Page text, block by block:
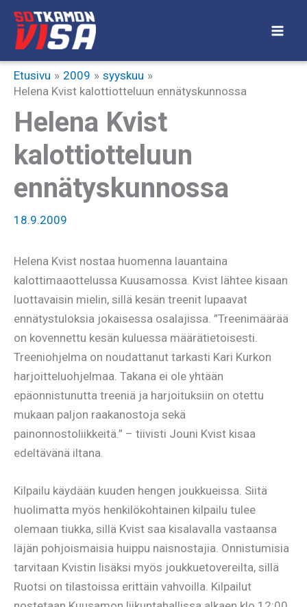
Siirry
sisältöön
Etusivu 2009
syyskuu
Helena Kvist kalottiotteluun ennätyskunnossa
Helena Kvist
kalottiotteluun
ennätyskunnossa
18.9.2009
Helena Kvist nostaa huomenna lauantaina
kalottimaaottelussa Kuusamossa. Kvist lähtee kisaan
luottavaisin mielin, sillä kesän treenit lupaavat
ennätystuloksia jokaisessa osalajissa. ”Treenimäärää
on kovennettu kesän kuluessa määrätietoisesti.
Treeniohjelma on noudattanut tarkasti Kari Kurkon
harjoitteluohjelmaa. Takana ei ole yhtään
epäonnistunutta treeniä ja harjoituksiin on otettu
mukaan paljon raakanostoja sekä
painonnostoliikkeitä.” – tiivisti Jouni Kvist kisaa
edeltävänä iltana.
Kilpailu käydään kuuden hengen joukkueissa. Siitä
huolimatta myös henkilökohtainen kilpailu tulee
olemaan tiukka, sillä Kvist saa kisalavalla vastaansa
läjän pohjoismaisia huippu naisnostajia. Onnistumisia
tarvitaan Kvistin lisäksi myös joukkuetovereilta, sillä
Ruotsi on tilastoissa erittäin vahvoilla. Kilpailut